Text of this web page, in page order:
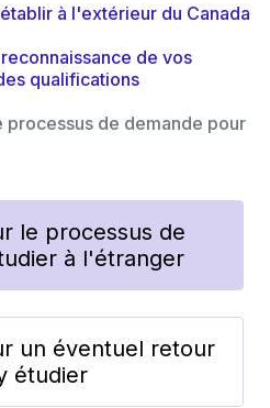
à l'extérieur du Canada
de vos
qualifications
processus de demande pour
le processus de
à l'étranger
un éventuel retour
étudier